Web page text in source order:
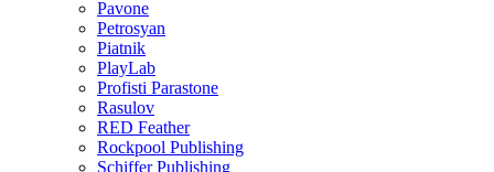
Pavone
Petrosyan
Piatnik
PlayLab
Profisti Parastone
Rasulov
RED Feather
Rockpool Publishing
Schiffer Publishing